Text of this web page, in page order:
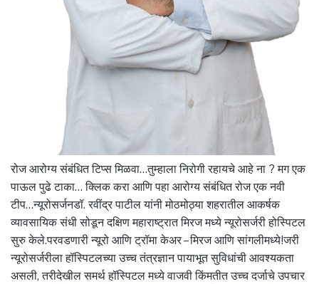
रोज आरोग्य संबंधित टिप्स मिळवा…तुम्हाला निरोगी रहायचे आहे ना ? मग एक
पाऊल पुढे टाका… क्लिक करा आणि पहा आरोग्य संबंधित रोज एक नवी
टीप…न्यूरोसर्जनडॉ. रवींद्र पाटील यांनी मोठमोठ्या शहरातील आकर्षक
व्यावसायिक संधी सोडून दक्षिण महाराष्ट्रात मिरज मध्ये न्यूरोसर्जरी होस्पिटल
सुरु केले.परवडणारी न्यूरो आणि ट्रॉमा केअर – मिरज आणि सांगलीमध्ये!जरी
न्यूरोसर्जरीला हॉस्पिटलच्या उच्च तंत्रज्ञान पायाभूत सुविधांची आवश्यकता
असली, तरीदेखील समर्थ हॉस्पिटल मध्ये वाजवी किंमतीत उच्च दर्जाचे उपचार